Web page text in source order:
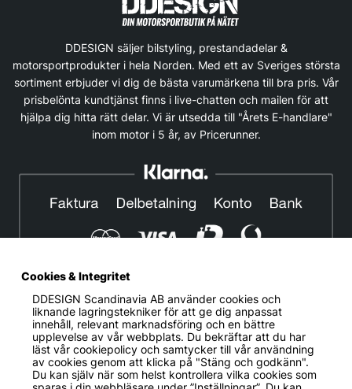
DDESIGN säljer bilstyling, prestandadelar &
motorsportprodukter i hela Norden. Med ett av Sveriges största
sortiment erbjuder vi dig de bästa varumärkena till bra pris. Vår
prisbelönta kundtjänst finns i live-chatten och mailen för att
hjälpa dig hitta rätt delar. Vi är utsedda till "Årets E-handlare"
inom motor i 5 år, av Pricerunner.
© DDESIGN. Alla rättigheter reserverade.
Om oss|Privacy policy|Cookiepolicy|Köp- och
leveransvillkor
Telefonnummer: 019-507 40 01
Cookies & Integritet
DDESIGN Scandinavia ABanvänder cookies och
liknande lagringstekniker för att ge dig anpassat
innehåll, relevant marknadsföring och en bättre
upplevelse av vår webbplats. Du bekräftar att du har
läst vår cookiepolicy och samtycker till vår användning
av cookies genom att klicka på "Stäng och godkänn".
Du kan själv när som helst kontrollera vilka cookies som